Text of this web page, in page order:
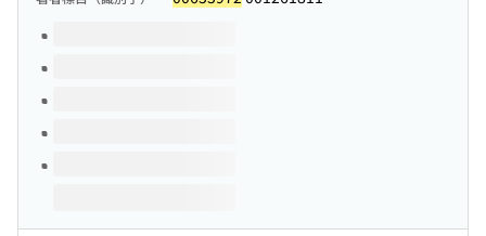
このタイトルの巻号